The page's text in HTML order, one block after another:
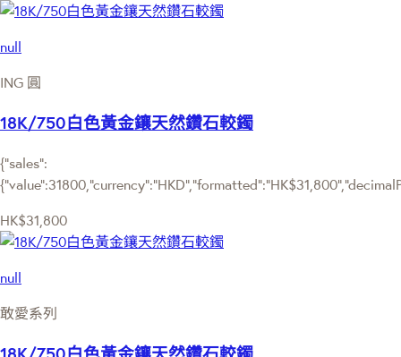
null
ING 圓
18K/750白色黃金鑲天然鑽石較鐲
{"sales":
HK$31,800
null
敢愛系列